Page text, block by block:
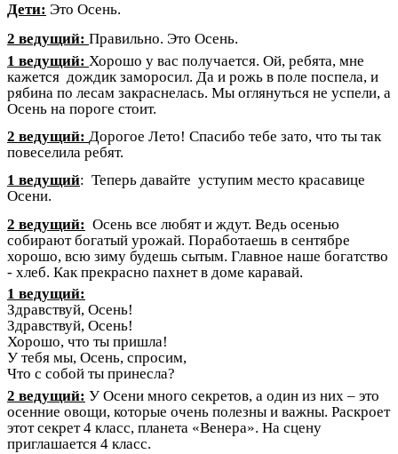
Дети: Это Осень.
2 ведущий: Правильно. Это Осень.
1 ведущий: Хорошо у вас получается. Ой, ребята, мне
кажется дождик заморосил. Да и рожь в поле поспела, и
рябина по лесам закраснелась. Мы оглянуться не успели, а
Осень на пороге стоит.
2 ведущий: Дорогое Лето! Спасибо тебе зато, что ты так
повеселила ребят.
1 ведущий: Теперь давайте уступим место красавице
Осени.
2 ведущий: Осень все любят и ждут. Ведь осенью
собирают богатый урожай. Поработаешь в сентябре
хорошо, всю зиму будешь сытым. Главное наше богатство
- хлеб. Как прекрасно пахнет в доме каравай.
1 ведущий:
Здравствуй, Осень!
Здравствуй, Осень!
Хорошо, что ты пришла!
У тебя мы, Осень, спросим,
Что с собой ты принесла?
2 ведущий: У Осени много секретов, а один из них – это
осенние овощи, которые очень полезны и важны. Раскроет
этот секрет 4 класс, планета «Венера». На сцену
приглашается 4 класс.